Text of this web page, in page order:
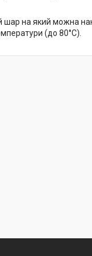
шар на який можна
(до 80°C).